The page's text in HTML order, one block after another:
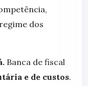
dos
Banca de fiscal
e de custos.